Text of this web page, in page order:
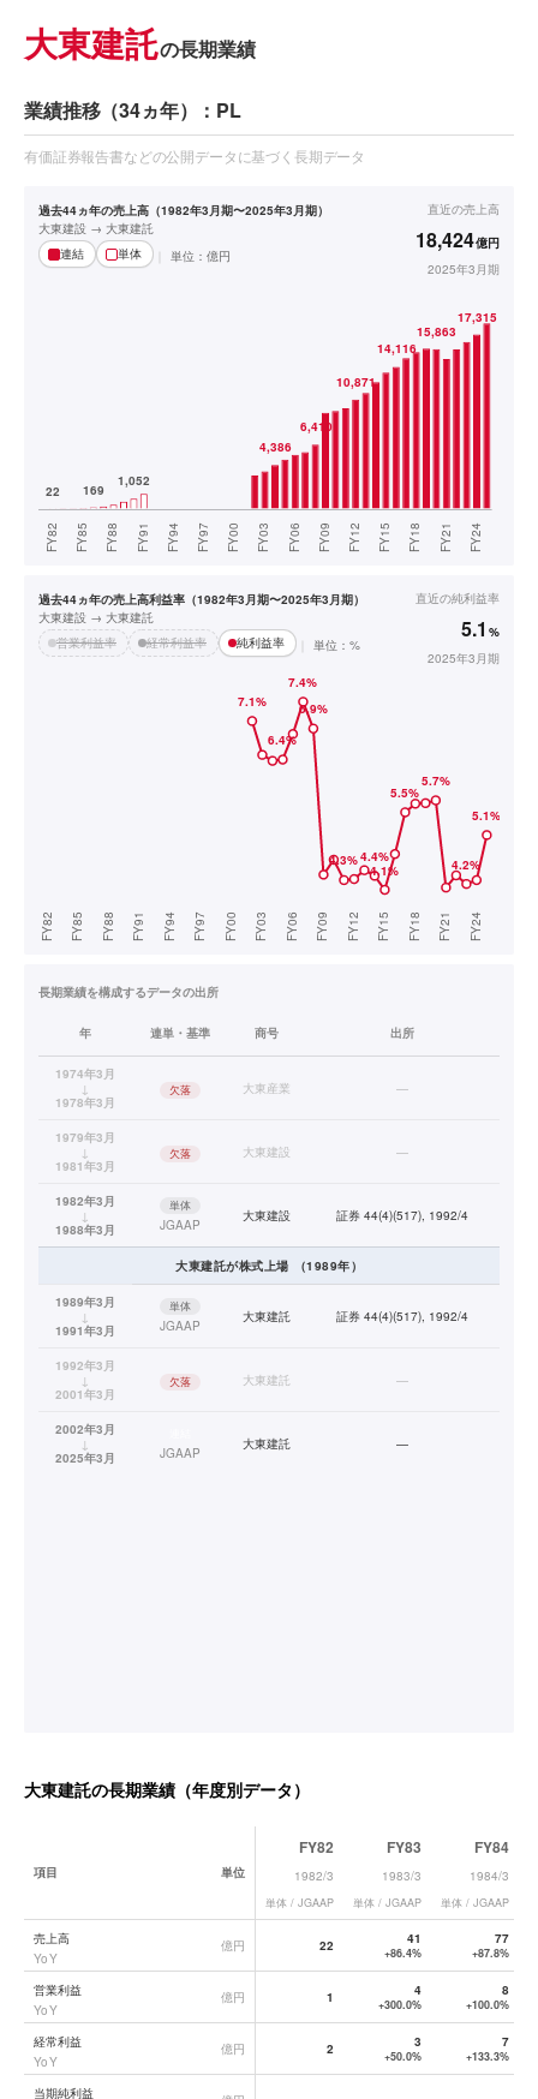
大東建託の長期業績
業績推移（34ヵ年）：PL
有価証券報告書などの公開データに基づく長期データ
過去44ヵ年の売上高（1982年3月期〜2025年3月期）
大東建設 → 大東建託
連結
単体 単位： 億円
直近の売上高
18,424億円
2025年3月期
過去44ヵ年の売上高利益率（1982年3月期〜2025年3月期）
大東建設 → 大東建託
営業利益率
経常利益率 純利益率 単位：%
直近の純利益率
5.1 %
2025年3月期
長期業績を構成するデータの出所
年 連単・基準 商号 出所
1974年3月
↓
1978年3月
欠落 大東産業 —
1979年3月
↓
1981年3月
欠落 大東建設 —
1982年3月
↓
1988年3月
単体
JGAAP
大東建設 証券 44(4)(517), 1992/4
大東建託が株式上場 （1989年）
1989年3月
↓
1991年3月
単体
JGAAP
大東建託 証券 44(4)(517), 1992/4
1992年3月
↓
2001年3月
欠落 大東建託 —
2002年3月
↓
2025年3月
JGAAP
大東建託 —
大東建託の長期業績（年度別データ）
大東建託
項目 単位
FY82
1982/3
単体 / JGAAP
FY83
1983/3
単体 / JGAAP
FY84
1984/3
単体 / JGAAP
売上高
YoY
億円 22 41
+86.4%
77
+87.8%
営業利益
YoY
億円 1 4
+300.0%
8
+100.0%
経常利益
YoY
億円 2 3
+50.0%
7
+133.3%
当期純利益